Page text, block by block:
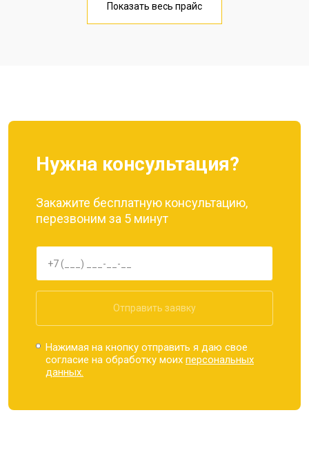
Замена кнопки включения от 1750 ₽
Показать весь прайс
Нужна консультация?
Закажите бесплатную консультацию,
перезвоним за 5 минут
Отправить заявку
Нажимая на кнопку отправить я даю свое
согласие на обработку моихперсональных
данных.